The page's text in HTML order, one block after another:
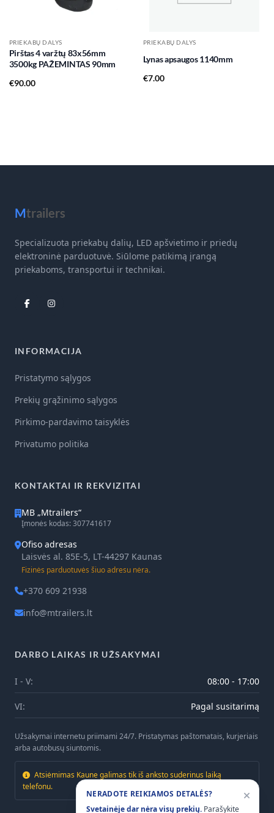
PRIEKABŲ DALYS
Pirštas 4 varžtų 83x56mm
3500kg PAŽEMINTAS 90mm
€90.00
PRIEKABŲ DALYS
Lynas apsaugos 1140mm
€7.00
Mtrailers
Specializuota priekabų dalių, LED apšvietimo ir priedų
elektroninė parduotuvė. Siūlome patikimą įrangą
priekaboms, transportui ir technikai.
INFORMACIJA
Pristatymo sąlygos
Prekių grąžinimo sąlygos
Pirkimo-pardavimo taisyklės
Privatumo politika
KONTAKTAI IR REKVIZITAI
MB „Mtrailers“
Įmonės kodas: 307741617
Ofiso adresas
Laisvės al. 85E-5, LT-44297 Kaunas
Fizinės parduotuvės šiuo adresu nėra.
+370 609 21938
info@mtrailers.lt
DARBO LAIKAS IR UŽSAKYMAI
I - V: 08:00 - 17:00
VI: Pagal susitarimą
Užsakymai internetu priimami 24/7. Pristatymas paštomatais, kurjeriais
arba autobusų siuntomis.
Atsiėmimas Kaune galimas tik iš anksto suderinus laiką
telefonu.
NERADOTE REIKIAMOS DETALĖS?
Svetainėje dar nėra visų prekių. Parašykite